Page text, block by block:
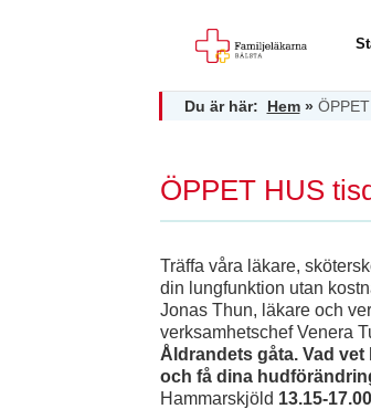
Du är här: Hem»
ÖPPET HUS
Träffa våra läkare,
din lungfunktion utan
Jonas Thun, läkare och
verksamhetschef Venera
Åldrandets gåta. Vad vet
och få dina
Hammarskjöld 13.15-